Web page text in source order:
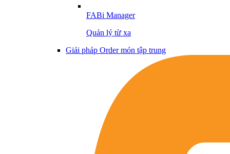
FABi Manager
Quản lý từ xa
Giải pháp Order món tập trung